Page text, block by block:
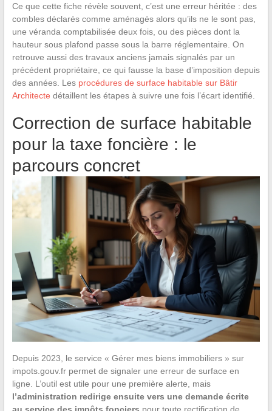
Ce que cette fiche révèle souvent, c’est une erreur héritée : des
combles déclarés comme aménagés alors qu’ils ne le sont pas,
une véranda comptabilisée deux fois, ou des pièces dont la
hauteur sous plafond passe sous la barre réglementaire. On
retrouve aussi des travaux anciens jamais signalés par un
précédent propriétaire, ce qui fausse la base d’imposition depuis
des années. Les procédures de surface habitable sur Bâtir
Architecte détaillent les étapes à suivre une fois l’écart identifié.
Correction de surface habitable
pour la taxe foncière : le
parcours concret
Depuis 2023, le service « Gérer mes biens immobiliers » sur
impots.gouv.fr permet de signaler une erreur de surface en
ligne. L’outil est utile pour une première alerte, mais
l’administration redirige ensuite vers une demande écrite